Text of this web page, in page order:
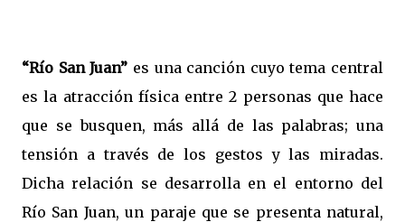
“Río San Juan” es una canción cuyo tema central
es la atracción física entre 2 personas que hace
que se busquen, más allá de las palabras; una
tensión a través de los gestos y las miradas.
Dicha relación se desarrolla en el entorno del
Río San Juan, un paraje que se presenta natural,